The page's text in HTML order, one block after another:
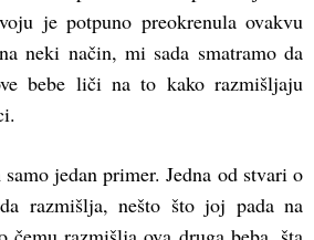
je potpuno preokrenula ovakvu
neki način, mi sada smatramo da
bebe liči na to kako razmišljaju
jedan primer. Jedna od stvari o
razmišlja, nešto što joj pada na